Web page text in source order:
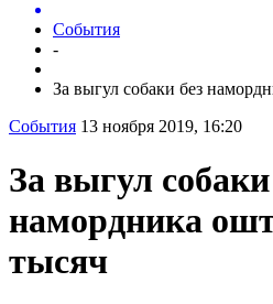
События
-
За выгул собаки без
События 13 ноября 2019, 16:20
За выгул собаки
намордника
тысяч